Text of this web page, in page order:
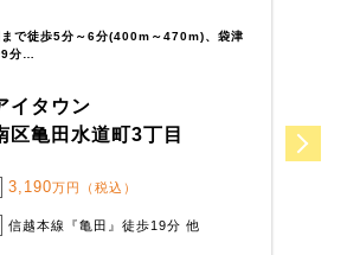
まで徒歩5分～6分(400m～470m)、袋津
分…
イタウン
区亀田水道町3丁目
3,190万円（税込）
信越本線『亀田』徒歩19分 他